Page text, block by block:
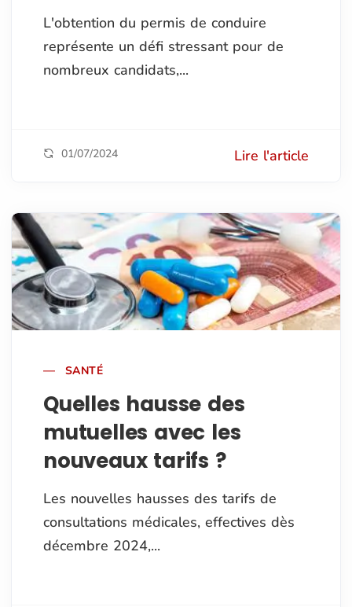
L'obtention du permis de conduire
représente un défi stressant pour de
nombreux candidats,...
01/07/2024 Lire l'article
SANTÉ
Quelles hausse des
mutuelles avec les
nouveaux tarifs ?
Les nouvelles hausses des tarifs de
consultations médicales, effectives dès
décembre 2024,...